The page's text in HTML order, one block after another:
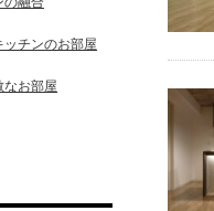
チンのお部屋
なお部屋